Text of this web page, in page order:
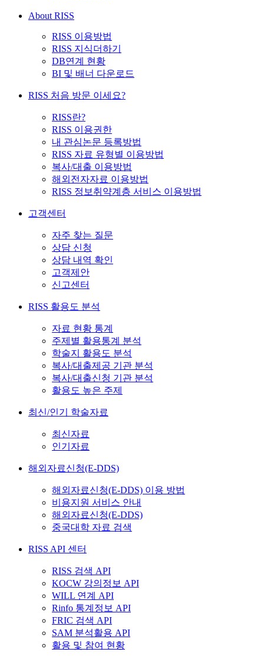
About RISS
RISS 이용방법
RISS 지식더하기
DB연계 현황
BI 및 배너 다운로드
RISS 처음 방문 이세요?
RISS란?
RISS 이용권한
내 관심논문 등록방법
RISS 자료 유형별 이용방법
복사/대출 이용방법
해외전자자료 이용방법
RISS 정보취약계층 서비스 이용방법
고객센터
자주 찾는 질문
상담 신청
상담 내역 확인
고객제안
신고센터
RISS 활용도 분석
자료 현황 통계
주제별 활용통계 분석
학술지 활용도 분석
복사/대출제공 기관 분석
복사/대출신청 기관 분석
활용도 높은 주제
최신/인기 학술자료
최신자료
인기자료
해외자료신청(E-DDS)
해외자료신청(E-DDS) 이용 방법
비용지원 서비스 안내
해외자료신청(E-DDS)
중국대학 자료 검색
RISS API 센터
RISS 검색 API
KOCW 강의정보 API
WILL 연계 API
Rinfo 통계정보 API
FRIC 검색 API
SAM 분석활용 API
활용 및 참여 현황